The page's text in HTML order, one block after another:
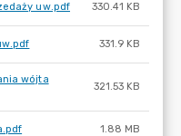
uw.pdf 330.41 KB
331.9 KB
wójta
321.53 KB
1.88 MB